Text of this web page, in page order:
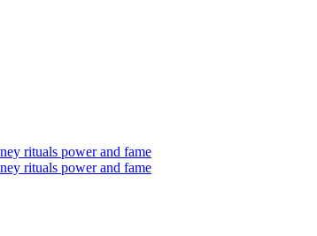
rituals power and fame
rituals power and fame